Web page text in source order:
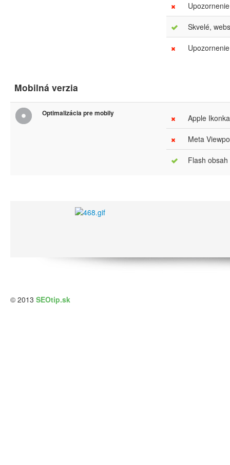
Skvelé,
Mobilná verzia
Optimalizácia pre mobily Apple Ikonka
Meta
Flash obsah
© 2013 SEOtip.sk